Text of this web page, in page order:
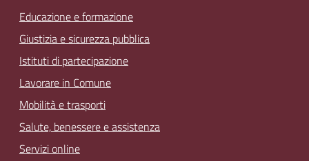
Educazione e formazione
Giustizia e sicurezza pubblica
Istituti di partecipazione
Lavorare in Comune
Mobilità e trasporti
Salute, benessere e assistenza
Servizi online